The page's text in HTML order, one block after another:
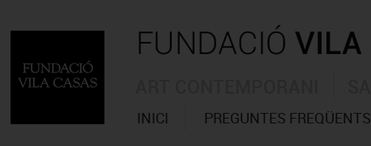
INICI PREGUNTES FREQÜENTS